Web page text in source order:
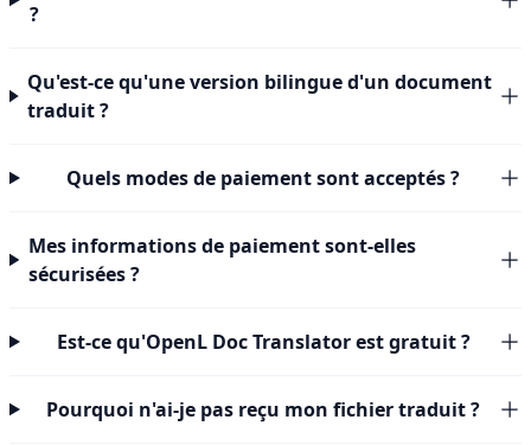
?
Qu'est-ce qu'une version bilingue d'un document
traduit ?
Quels modes de paiement sont acceptés ?
Mes informations de paiement sont-elles
sécurisées ?
Est-ce qu'OpenL Doc Translator est gratuit ?
Pourquoi n'ai-je pas reçu mon fichier traduit ?